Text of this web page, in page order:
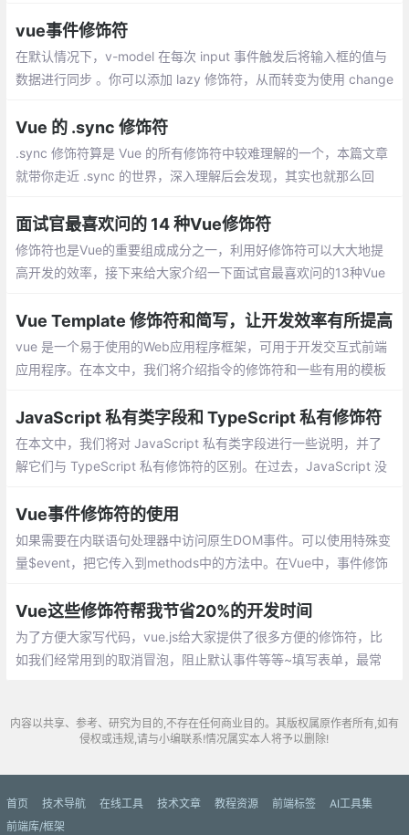
nce实现事件的触发次数为一次。
vue事件修饰符
在默认情况下，v-model 在每次 input 事件触发后将输入框的值与
数据进行同步 。你可以添加 lazy 修饰符，从而转变为使用 change
model 添加 trim 修饰符：
Vue 的 .sync 修饰符
.sync 修饰符算是 Vue 的所有修饰符中较难理解的一个，本篇文章
就带你走近 .sync 的世界，深入理解后会发现，其实也就那么回
符 由浅入深地来讲解 .sync 的含义及用法。
面试官最喜欢问的 14 种Vue修饰符
修饰符也是Vue的重要组成成分之一，利用好修饰符可以大大地提
高开发的效率，接下来给大家介绍一下面试官最喜欢问的13种Vue
Vue Template 修饰符和简写，让开发效率有所提高
vue 是一个易于使用的Web应用程序框架，可用于开发交互式前端
应用程序。在本文中，我们将介绍指令的修饰符和一些有用的模板
为该值的事件处理函数上自动运行
JavaScript 私有类字段和 TypeScript 私有修饰符
在本文中，我们将对 JavaScript 私有类字段进行一些说明，并了
解它们与 TypeScript 私有修饰符的区别。在过去，JavaScript 没
Vue事件修饰符的使用
如果需要在内联语句处理器中访问原生DOM事件。可以使用特殊变
量$event，把它传入到methods中的方法中。在Vue中，事件修饰
理这些烦恼的事情，而能有更多的精力专注于程序的逻辑处理
Vue这些修饰符帮我节省20%的开发时间
为了方便大家写代码，vue.js给大家提供了很多方便的修饰符，比
如我们经常用到的取消冒泡，阻止默认事件等等~填写表单，最常
内容以共享、参考、研究为目的,不存在任何商业目的。其版权属原作者所有,如有
侵权或违规,请与小编联系!情况属实本人将予以删除!
首页 技术导航 在线工具 技术文章 教程资源 前端标签
AI工具集
前端库/框架